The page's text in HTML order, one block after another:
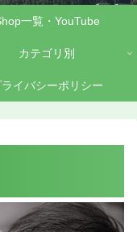
一覧・YouTube
カテゴリ別
ライバシーポリシー